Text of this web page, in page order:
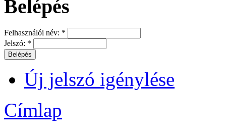
Belépés
Felhasználói név: *
Jelszó: *
Új jelszó igénylése
Címlap